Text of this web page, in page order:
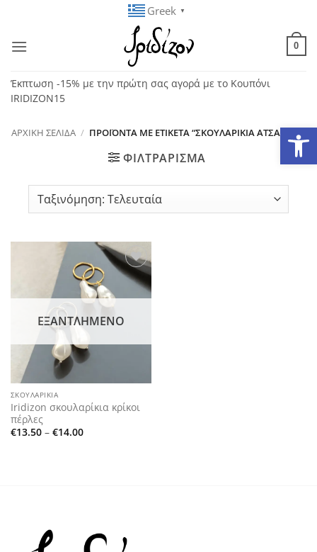
περιεχόμενο
Greek ▼
0
Έκπτωση -15% με την πρώτη σας αγορά με το Κουπόνι
IRIDIZON15
ΑΡΧΙΚΉ ΣΕΛΊΔΑ / ΠΡΟΪΌΝΤΑ ΜΕ ΕΤΙΚΈΤΑ “ΣΚΟΥΛΑΡΊΚΙΑ ΑΤΣΆΛΙΝΑ”
ΦΙΛΤΡΆΡΙΣΜΑ
Add to
wishlist
ΕΞΑΝΤΛΗΜΈΝΟ
ΣΚΟΥΛΑΡΊΚΙΑ
Iridizon σκουλαρίκια κρίκοι
πέρλες
€13.50 – €14.00Price